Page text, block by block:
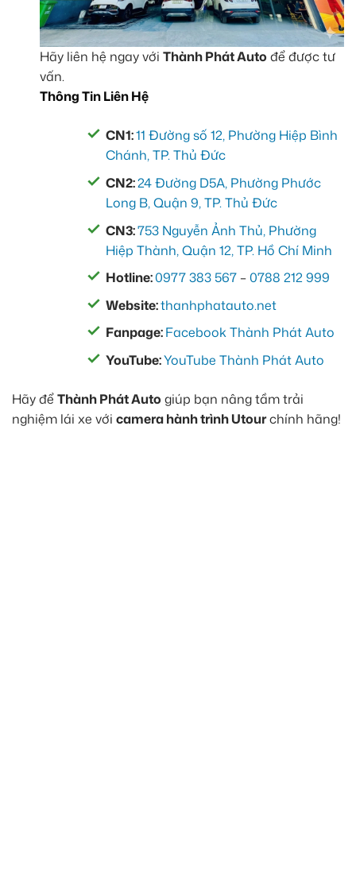
Hãy liên hệ ngay với Thành Phát Auto để được tư
vấn.
Thông Tin Liên Hệ
CN1:11 Đường số 12, Phường Hiệp Bình
Chánh, TP. Thủ Đức
CN2:24 Đường D5A, Phường Phước
Long B, Quận 9, TP. Thủ Đức
CN3:753 Nguyễn Ảnh Thủ, Phường
Hiệp Thành, Quận 12, TP. Hồ Chí Minh
Hotline:0977 383 567 –0788 212 999
Website:thanhphatauto.net
Fanpage:Facebook Thành Phát Auto
YouTube:YouTube Thành Phát Auto
Hãy đểThành Phát Auto giúp bạn nâng tầm trải
nghiệm lái xe với camera hành trình Utourchính hãng!